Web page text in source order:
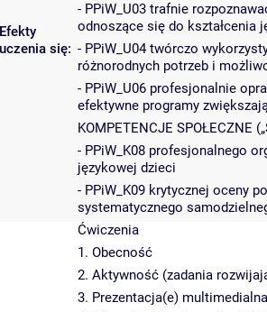
Efekty
uczenia się:
- PPiW_U03 trafnie
odnoszące się do kształcenia
- PPiW_U04 twórczo
różnorodnych potrzeb i
- PPiW_U06 profesjonalnie
efektywne programy
KOMPETENCJE SPOŁECZNE
- PPiW_K08 profesjonalnego
językowej dzieci
- PPiW_K09 krytycznej oceny
systematycznego
Ćwiczenia
1. Obecność
2. Aktywność (zadania
3. Prezentacja(e)